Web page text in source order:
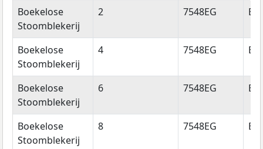
Straatnaam
Huisnummer Postcode
Boekelose
Stoomblekerij
2 7548EG
Boekelose
Stoomblekerij
4 7548EG
Boekelose
Stoomblekerij
6 7548EG
Boekelose
Stoomblekerij
8 7548EG